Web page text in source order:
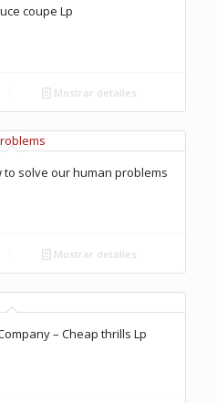
coupe Lp
Mostrar detalles
to solve our human problems
Mostrar detalles
– Cheap thrills Lp